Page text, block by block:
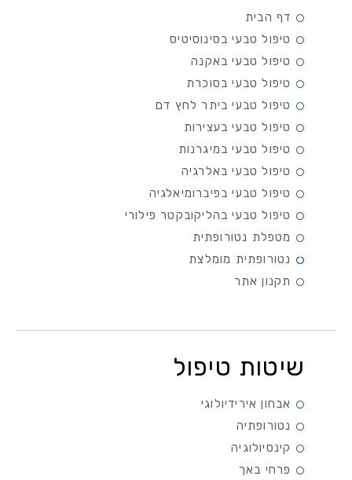
דף הבית
טיפול טבעי בסינוסיטיס
טיפול טבעי באקנה
טיפול טבעי בסוכרת
טיפול טבעי ביתר לחץ דם
טיפול טבעי בעצירות
טיפול טבעי במיגרנות
טיפול טבעי באלרגיה
טיפול טבעי בפיברומיאלגיה
טיפול טבעי בהליקובקטר פילורי
מטפלת נטורופתית
נטורופתית מומלצת
תקנון אתר
שיטות טיפול
אבחון אירידיולוגי
נטורופתיה
קינסיולוגיה
פרחי באך